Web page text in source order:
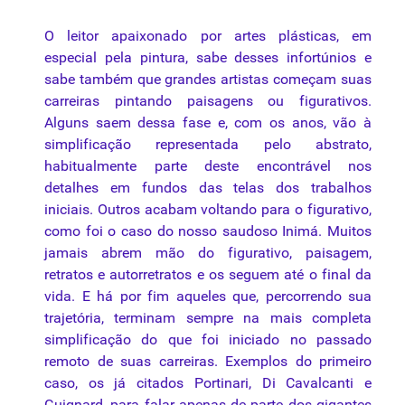
O leitor apaixonado por artes plásticas, em
especial pela pintura, sabe desses infortúnios e
sabe também que grandes artistas começam suas
carreiras pintando paisagens ou figurativos.
Alguns saem dessa fase e, com os anos, vão à
simplificação representada pelo abstrato,
habitualmente parte deste encontrável nos
detalhes em fundos dastelas dos trabalhos
iniciais. Outros acabam voltando para o figurativo,
como foi o caso do nosso saudoso Inimá. Muitos
jamais abrem mão do figurativo, paisagem,
retratos e autorretratos e os seguem até o final da
vida. E há por fim aqueles que, percorrendo sua
trajetória, terminam sempre na mais completa
simplificação do que foi iniciado no passado
remoto de suas carreiras. Exemplos do primeiro
caso, os já citados Portinari, Di Cavalcanti e